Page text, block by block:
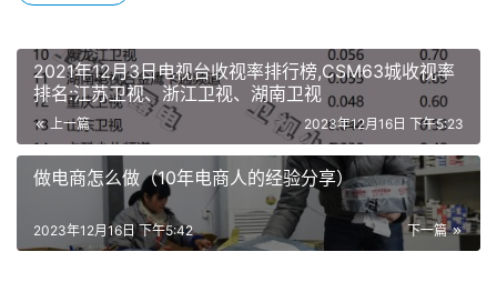
2021年12月3日电视台收视率排行榜,CSM63城收视率
排名:江苏卫视、浙江卫视、湖南卫视
上一篇 2023年12月16日 下午5:23
做电商怎么做（10年电商人的经验分享）
下一篇
2023年12月16日 下午5:42